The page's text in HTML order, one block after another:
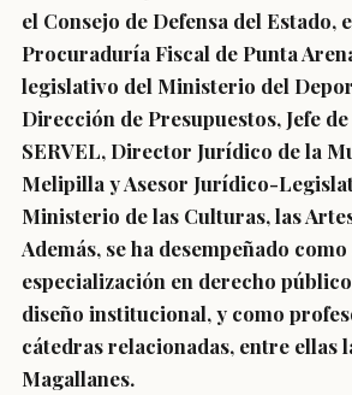
el Consejo de Defensa del Estado,
Procuraduría Fiscal de Punta
legislativo del Ministerio del
Dirección de Presupuestos, Jefe
SERVEL, Director Jurídico de la
Melipilla y Asesor Jurídico-
Ministerio de las Culturas, las
Además, se ha desempeñado
especialización en derecho
diseño institucional, y como
cátedras relacionadas, entre ellas
Magallanes.